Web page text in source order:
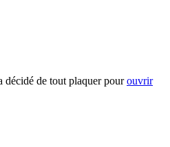
décidé de tout plaquer pourouvrir